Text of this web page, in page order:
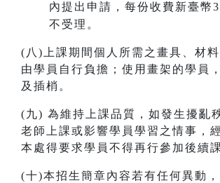
內提出申請，每份收費新臺幣
不受理。
(八)上課期間個人所需之畫具、材料
由學員自行負擔；使用畫架的學員
及插梢。
(九) 為維持上課品質，如發生擾亂
老師上課或影響學員學習之情事，
本處得要求學員不得再行參加後續課
(十)本招生簡章內容若有任何異動